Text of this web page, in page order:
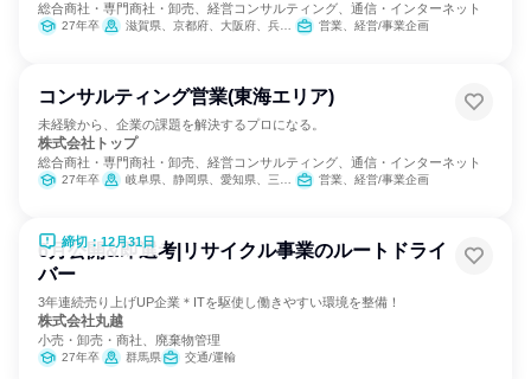
総合商社・専門商社・卸売、経営コンサルティング、通信・インターネット
27年卒 滋賀県、京都府、大阪府、兵庫県 営業、経営/事業企画
コンサルティング営業(東海エリア)
未経験から、企業の課題を解決するプロになる。
株式会社トップ
総合商社・専門商社・卸売、経営コンサルティング、通信・インターネット
27年卒 岐阜県、静岡県、愛知県、三重県 営業、経営/事業企画
締切：12月31日
6月公開&即選考|リサイクル事業のルートドライ
バー
3年連続売り上げUP企業＊ITを駆使し働きやすい環境を整備！
株式会社丸越
小売・卸売・商社、廃棄物管理
27年卒 群馬県 交通/運輸